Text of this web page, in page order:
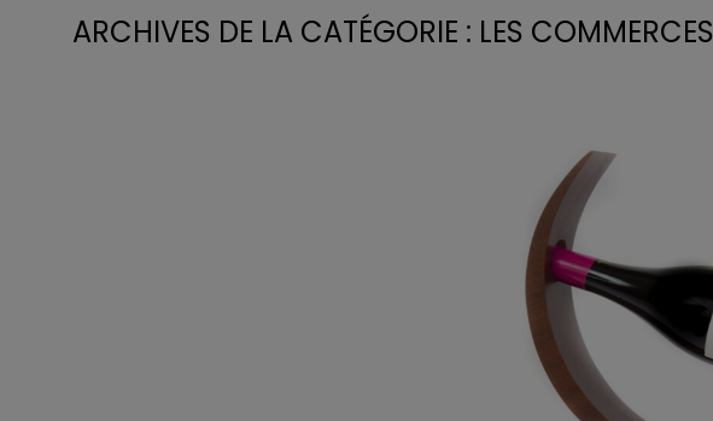
ARCHIVES DE LA CATÉGORIE : LES COMMERCES